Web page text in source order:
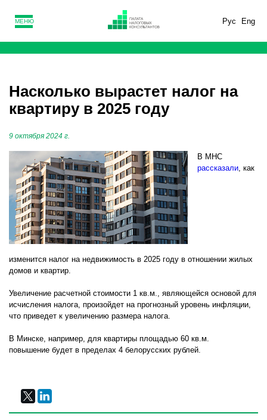
Рус Eng
МЕНЮ
Насколько вырастет налог на
квартиру в 2025 году
9 октября 2024 г.
В МНС
рассказали, как
изменится налог на недвижимость в 2025 году в отношении жилых
домов и квартир.
Увеличение расчетной стоимости 1 кв.м., являющейся основой для
исчисления налога, произойдет на прогнозный уровень инфляции,
что приведет к увеличению размера налога.
В Минске, например, для квартиры площадью 60 кв.м.
повышение будет в пределах 4 белорусских рублей.